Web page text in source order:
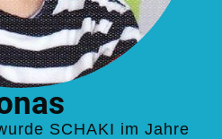
SCHAKI im Jahre